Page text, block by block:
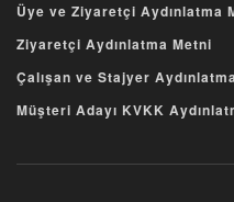
Üye ve Ziyaretçi Aydınlatma
Ziyaretçi Aydınlatma Metni
Çalışan ve Stajyer
Müşteri Adayı KVKK